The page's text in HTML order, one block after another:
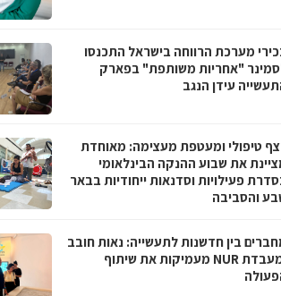
מערכת הרווחה בישראל התכנסו
"אחריות משותפת" בפארק
עידן הנגב
טיפולי ומעטפת מעצימה: מאוחדת
את שבוע ההנקה הבינלאומי
פעילויות וסדנאות ייחודיות בבאר
והסביבה
בין חדשנות לתעשייה: נאות חובב
ומעבדת NUR מעמיקות את שיתוף